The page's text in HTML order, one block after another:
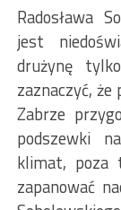
Radosława
jest
drużynę
zaznaczyć,
Zabrze
podszewki
klimat, poza
zapanować